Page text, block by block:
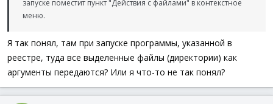
запуске поместит пункт "Действия с файлами" в контекстное
меню.
Я так понял, там при запуске программы, указанной в
реестре, туда все выделенные файлы (директории) как
аргументы передаются? Или я что-то не так понял?